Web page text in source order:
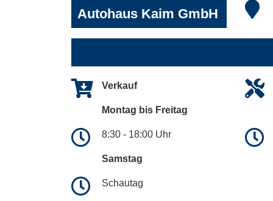
Autohaus Kaim GmbH
Verkauf
Montag bis Freitag
8:30 - 18:00 Uhr
Samstag
Schautag